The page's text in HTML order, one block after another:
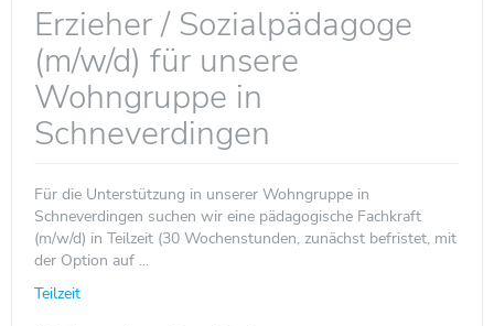
Erzieher / Sozialpädagoge
(m/w/d) für unsere
Wohngruppe in
Schneverdingen
Für die Unterstützung in unserer Wohngruppe in
Schneverdingen suchen wir eine pädagogische Fachkraft
(m/w/d) in Teilzeit (30 Wochenstunden, zunächst befristet, mit
der Option auf ...
Teilzeit